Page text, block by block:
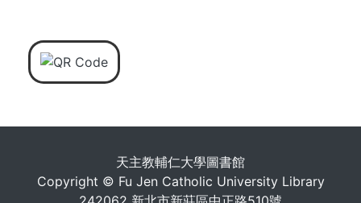
天主教輔仁大學圖書館
Copyright © Fu Jen Catholic University Library